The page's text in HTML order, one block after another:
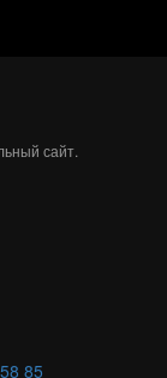
сайт.
85